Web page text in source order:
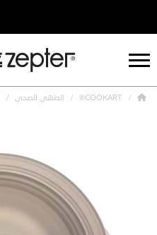
COOKART® الطهي الصحي